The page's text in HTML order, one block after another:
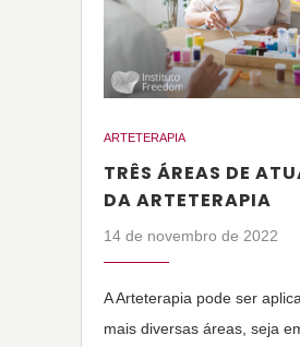
ARTETERAPIA
TRÊS ÁREAS DE
DA ARTETERAPIA
14 de novembro de 2022
A Arteterapia pode ser
mais diversas áreas, seja